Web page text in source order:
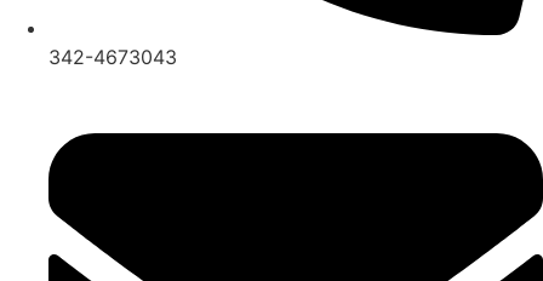
342-4673043